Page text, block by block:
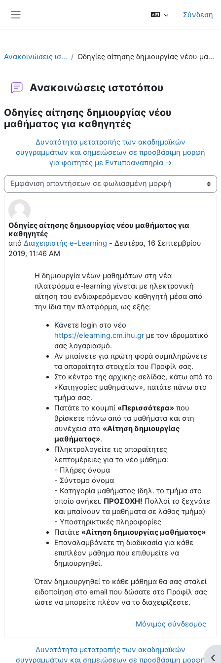
Σύνδεση
Ανακοινώσεις ιστοτόπου Οδηγίες αίτησης δημιουργίας νέου μαθήματος για καθ...
Ανακοινώσεις ιστοτόπου
Οδηγίες αίτησης δημιουργίας νέου
μαθήματος για καθηγητές
Δυνατότητα μετατροπής των ακαδημαϊκών
συγγραμμάτων και σημειώσεων σε προσβάσιμη μορφή
για φοιτητές με Εντυποαναπηρία →
Λειτουργία εμφάνισης
Οδηγίες αίτησης δημιουργίας νέου μαθήματος για
καθηγητές
από Διαχειριστής e-Learning - Δευτέρα, 16 Σεπτεμβρίου
2019, 11:46 AM
Αριθμός απαντήσεων: 0
Η δημιουργία νέων μαθημάτων στη νέα
πλατφόρμα e-learning γίνεται με ηλεκτρονική
αίτηση του ενδιαφερόμενου καθηγητή μέσα από
την ίδια την πλατφόρμα, ως εξής:
Κάνετε login στο νέο
https://elearning.cm.ihu.grμε τον ιδρυματικό
σας λογαριασμό.
Αν μπαίνετε για πρώτη φορά συμπληρώνετε
τα απαραίτητα στοιχεία του Προφίλ σας.
Στο κέντρο της αρχικής σελίδας, κάτω από το
«Κατηγορίες μαθημάτων», πατάτε πάνω στο
τμήμα σας.
Πατάτε το κουμπί «Περισσότερα» που
βρίσκετε πάνω από τα μαθήματα και στη
συνέχεια στο «Αίτηση δημιουργίας
μαθήματος».
Πληκτρολογείτε τις απαραίτητες
λεπτομέρειες για το νέο μάθημα:
- Πλήρες όνομα
- Σύντομο όνομα
- Κατηγορία μαθήματος (δηλ. το τμήμα στο
οποίο ανήκει. ΠΡΟΣΟΧΗ! Πολλοί το ξεχνάτε
και μπαίνουν τα μαθήματα σε λάθος τμήμα)
- Υποστηρικτικές πληροφορίες
Πατάτε «Αίτηση δημιουργίας μαθήματος»
Επαναλαμβάνετε τη διαδικασία για κάθε
επιπλέον μάθημα που επιθυμείτε να
δημιουργηθεί.
Όταν δημιουργηθεί το κάθε μάθημα θα σας σταλεί
ειδοποίηση στο email που δώσατε στο Προφίλ σας
ώστε να μπορείτε πλέον να το διαχειρίζεστε.
Μόνιμος σύνδεσμος
Δυνατότητα μετατροπής των ακαδημαϊκών
συγγραμμάτων και σημειώσεων σε προσβάσιμη μορφή